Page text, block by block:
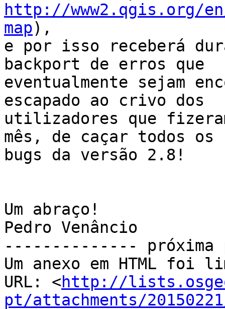
http://www2.qgis.org/
map),
e por isso receberá
backport de erros que
eventualmente sejam
escapado ao crivo dos
utilizadores que
mês, de caçar todos os
bugs da versão 2.8!
Um abraço!
Pedro Venâncio
--------------
Um anexo em HTML foi
URL: <http://
pt/attachments/